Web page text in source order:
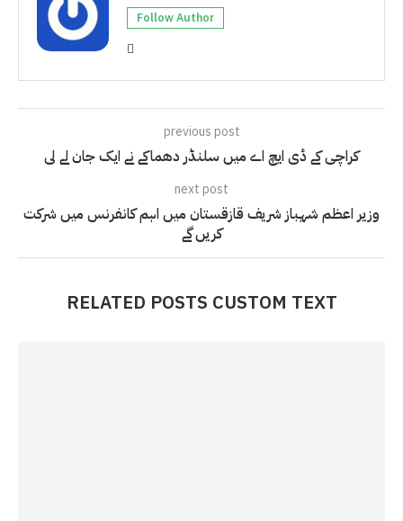
Follow Author
previous post
کراچی کے ڈی ایچ اے میں سلنڈر دھماکے نے ایک جان لے لی
next post
وزیر اعظم شہباز شریف قازقستان میں اہم کانفرنس میں شرکت
کریں گے
RELATED POSTS CUSTOM TEXT